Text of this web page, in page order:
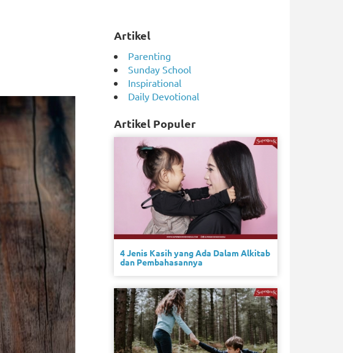
Artikel
Parenting
Sunday School
Inspirational
Daily Devotional
Artikel Populer
4 Jenis Kasih yang Ada Dalam Alkitab
dan Pembahasannya